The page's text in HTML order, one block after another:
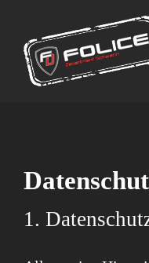
springen
1.